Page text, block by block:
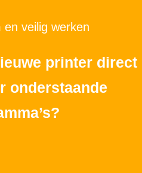
veilig werken
printer direct
onderstaande